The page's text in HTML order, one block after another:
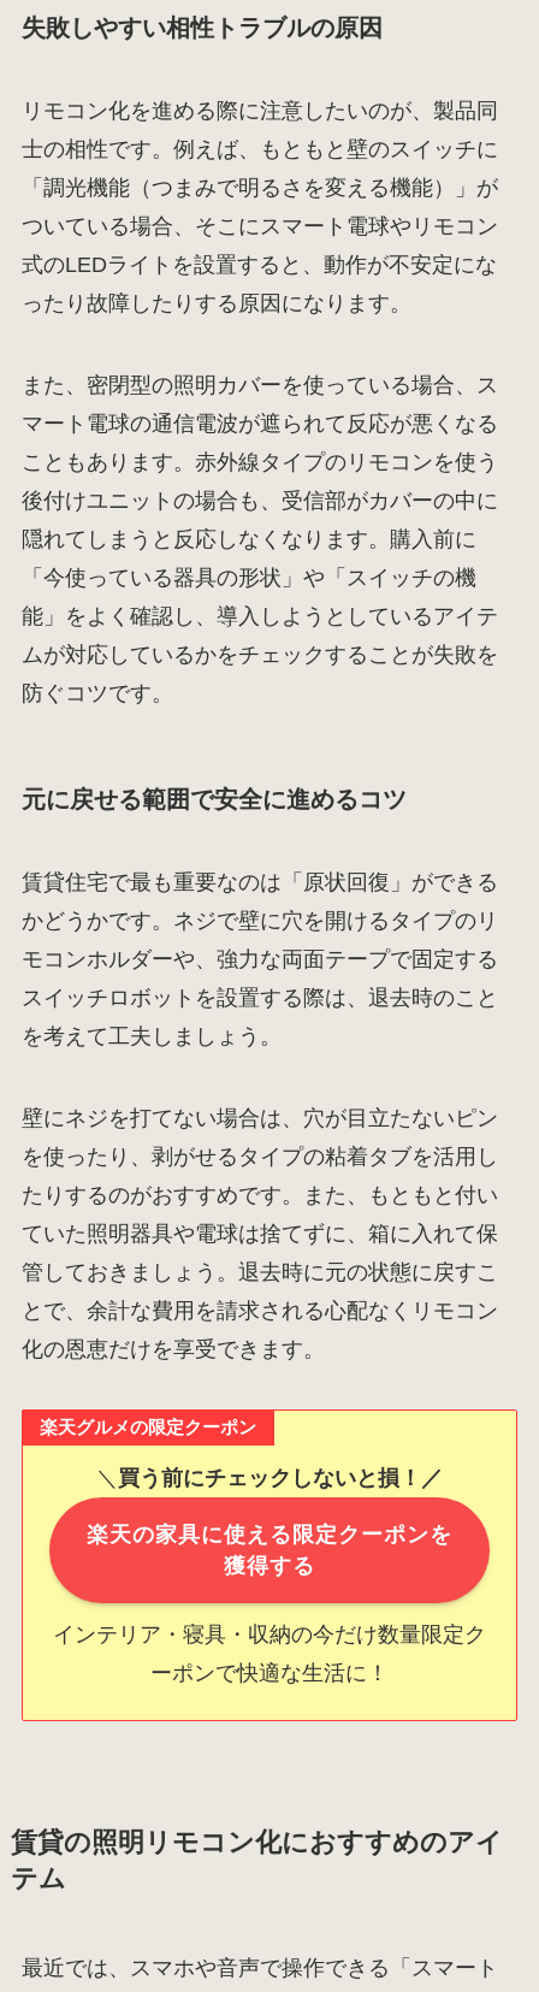
失敗しやすい相性トラブルの原因
リモコン化を進める際に注意したいのが、製品同
士の相性です。例えば、もともと壁のスイッチに
「調光機能（つまみで明るさを変える機能）」が
ついている場合、そこにスマート電球やリモコン
式のLEDライトを設置すると、動作が不安定にな
ったり故障したりする原因になります。
また、密閉型の照明カバーを使っている場合、ス
マート電球の通信電波が遮られて反応が悪くなる
こともあります。赤外線タイプのリモコンを使う
後付けユニットの場合も、受信部がカバーの中に
隠れてしまうと反応しなくなります。購入前に
「今使っている器具の形状」や「スイッチの機
能」をよく確認し、導入しようとしているアイテ
ムが対応しているかをチェックすることが失敗を
防ぐコツです。
元に戻せる範囲で安全に進めるコツ
賃貸住宅で最も重要なのは「原状回復」ができる
かどうかです。ネジで壁に穴を開けるタイプのリ
モコンホルダーや、強力な両面テープで固定する
スイッチロボットを設置する際は、退去時のこと
を考えて工夫しましょう。
壁にネジを打てない場合は、穴が目立たないピン
を使ったり、剥がせるタイプの粘着タブを活用し
たりするのがおすすめです。また、もともと付い
ていた照明器具や電球は捨てずに、箱に入れて保
管しておきましょう。退去時に元の状態に戻すこ
とで、余計な費用を請求される心配なくリモコン
化の恩恵だけを享受できます。
楽天グルメの限定クーポン
＼ 買う前にチェックしないと損！／
楽天の家具に使える限定クーポンを
獲得する
インテリア・寝具・収納の今だけ数量限定ク
ーポンで快適な生活に！
賃貸の照明リモコン化におすすめのアイ
テム
最近では、スマホや音声で操作できる「スマート